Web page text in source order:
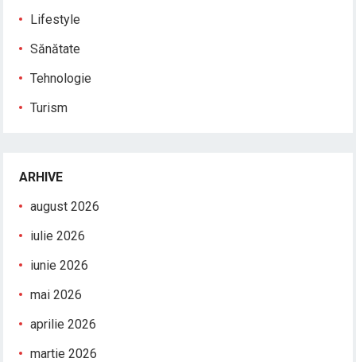
Lifestyle
Sănătate
Tehnologie
Turism
ARHIVE
august 2026
iulie 2026
iunie 2026
mai 2026
aprilie 2026
martie 2026